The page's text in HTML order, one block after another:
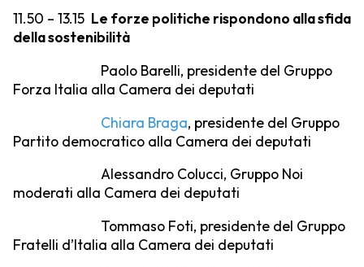
11.50 – 13.15 Le forze politiche rispondono alla sfida
della sostenibilità
Paolo Barelli, presidente del Gruppo
Forza Italia alla Camera dei deputati
Chiara Braga, presidente del Gruppo
Partito democratico alla Camera dei deputati
Alessandro Colucci, Gruppo Noi
moderati alla Camera dei deputati
Tommaso Foti, presidente del Gruppo
Fratelli d’Italia alla Camera dei deputati